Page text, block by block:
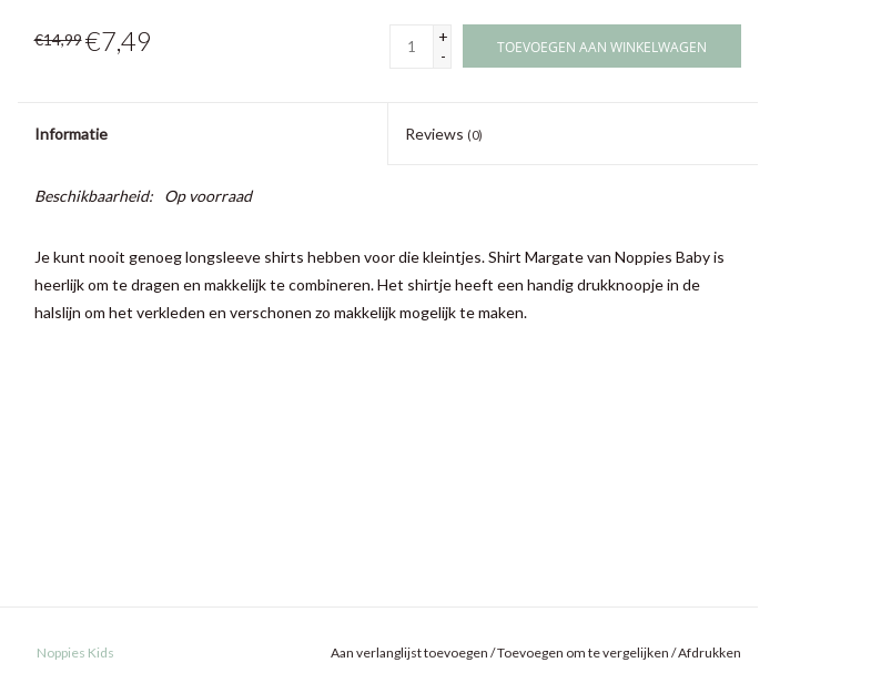
€14,99 €7,49
+
-
TOEVOEGEN AAN WINKELWAGEN
Informatie Reviews (0)
Beschikbaarheid: Op voorraad
Je kunt nooit genoeg longsleeve shirts hebben voor die kleintjes. Shirt Margate van Noppies Baby is
heerlijk om te dragen en makkelijk te combineren. Het shirtje heeft een handig drukknoopje in de
halslijn om het verkleden en verschonen zo makkelijk mogelijk te maken.
Noppies Kids Aan verlanglijst toevoegen /Toevoegen om te vergelijken /Afdrukken